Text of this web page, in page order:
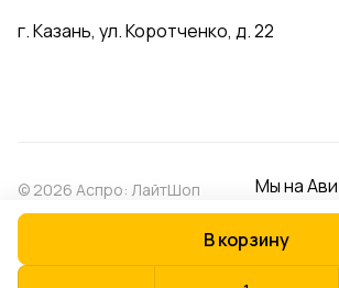
В корзину
г. Казань, ул. Коротченко, д. 22
© 2026 Аспро: ЛайтШоп Мы на
Оферта
Разработано в